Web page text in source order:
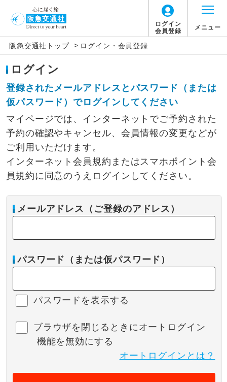
ログイン
会員登録
メニュー
阪急交通社トップ > ログイン・会員登録
ログイン
登録されたメールアドレスとパスワード（または
仮パスワード）でログインしてください
マイページでは、インターネットでご予約された
予約の確認やキャンセル、会員情報の変更などが
ご利用いただけます。
インターネット会員規約またはスマホポイント会
員規約に同意のうえログインしてください。
メールアドレス（ご登録のアドレス）
パスワード（または仮パスワード）
パスワードを表示する
ブラウザを閉じるときにオートログイン
機能を無効にする
オートログインとは？